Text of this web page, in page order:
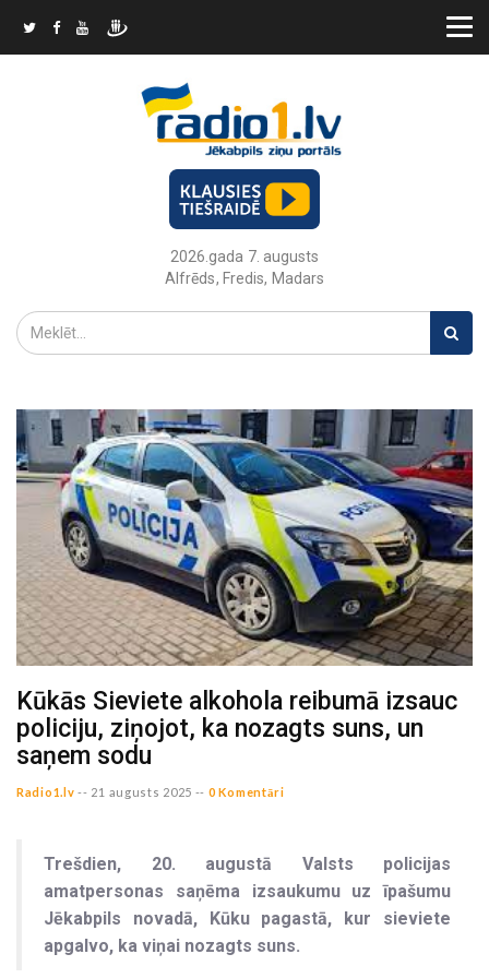
2026.gada 7. augusts
Alfrēds, Fredis, Madars
Kūkās Sieviete alkohola reibumā izsauc
policiju, ziņojot, ka nozagts suns, un
saņem sodu
Radio1.lv -- 21 augusts 2025 -- 0 Komentāri
Trešdien, 20. augustā Valsts policijas
amatpersonas saņēma izsaukumu uz īpašumu
Jēkabpils novadā, Kūku pagastā, kur sieviete
apgalvo, ka viņai nozagts suns.